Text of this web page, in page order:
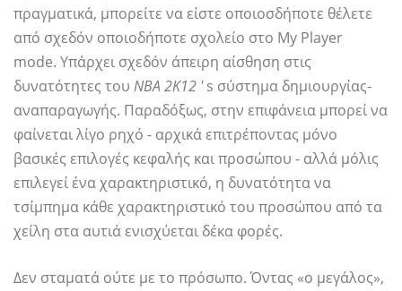
πραγματικά, μπορείτε να είστε οποιοσδήποτε θέλετε
από σχεδόν οποιοδήποτε σχολείο στο My Player
mode. Υπάρχει σχεδόν άπειρη αίσθηση στις
δυνατότητες του NBA 2Κ12 's σύστημα δημιουργίας-
αναπαραγωγής. Παραδόξως, στην επιφάνεια μπορεί να
φαίνεται λίγο ρηχό - αρχικά επιτρέποντας μόνο
βασικές επιλογές κεφαλής και προσώπου - αλλά μόλις
επιλεγεί ένα χαρακτηριστικό, η δυνατότητα να
τσίμπημα κάθε χαρακτηριστικό του προσώπου από τα
χείλη στα αυτιά ενισχύεται δέκα φορές.
Δεν σταματά ούτε με το πρόσωπο. Όντας «ο μεγάλος»,